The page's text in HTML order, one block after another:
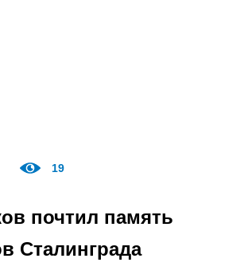
19
почтил память
Сталинграда